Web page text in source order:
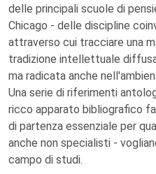
delle principali scuole di
Chicago - delle discipline
attraverso cui tracciare una
tradizione intellettuale
ma radicata anche
Una serie di riferimenti
ricco apparato bibliografico
di partenza essenziale per
anche non specialisti -
campo di studi.